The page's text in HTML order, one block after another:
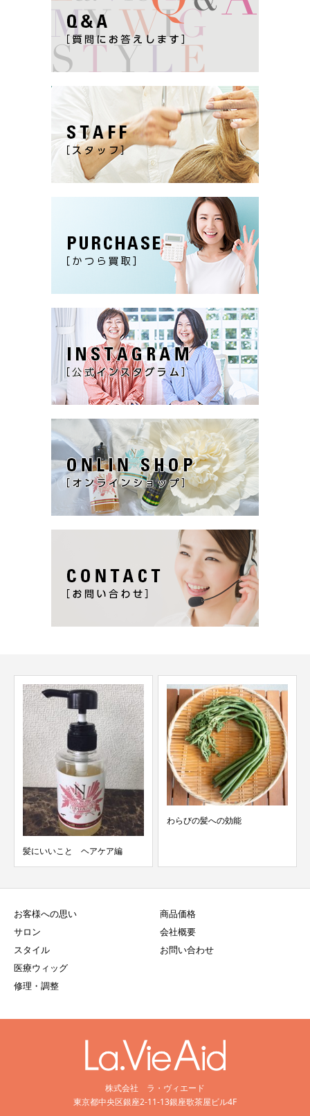
アケア編
わらびの髪への効能 手作り味噌6㎏仕込み
お客様への思い
サロン
スタイル
医療ウィッグ
修理・調整
商品価格
会社概要
お問い合わせ
株式会社 ラ・ヴィエード
東京都中央区銀座2-11-13銀座歌茶屋ビル4F